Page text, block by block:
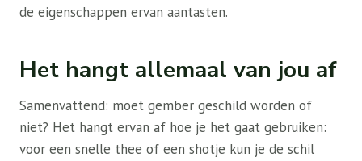
de eigenschappen ervan aantasten.
Het hangt allemaal van jou af
Samenvattend: moet gember geschild worden of
niet? Het hangt ervan af hoe je het gaat gebruiken:
voor een snelle thee of een shotje kun je de schil